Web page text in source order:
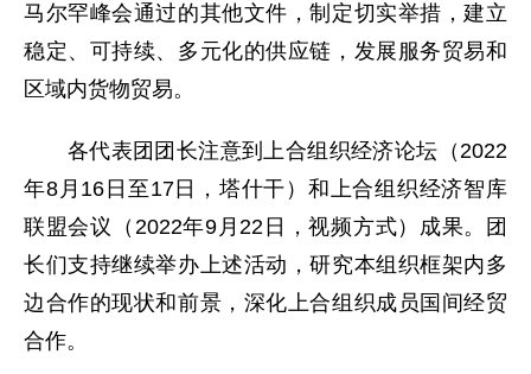
马尔罕峰会通过的其他文件，制定切实举措，建立
稳定、可持续、多元化的供应链，发展服务贸易和
区域内货物贸易。
各代表团团长注意到上合组织经济论坛（2022
年8月16日至17日，塔什干）和上合组织经济智库
联盟会议（2022年9月22日，视频方式）成果。团
长们支持继续举办上述活动，研究本组织框架内多
边合作的现状和前景，深化上合组织成员国间经贸
合作。